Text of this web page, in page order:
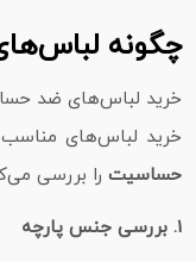
چگونه
خرید لباس‌های ضد
خرید لباس‌های مناسب
حساسیت را بررسی
1. بررسی جنس پارچه